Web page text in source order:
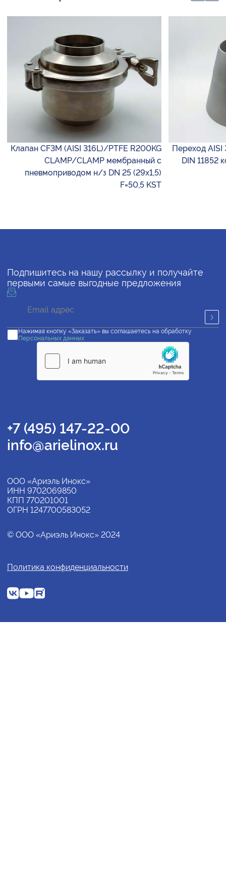
Клапан CF3M (AISI 316L)/PTFE R200KG
CLAMP/CLAMP мембранный с
пневмоприводом н/з DN 25 (29х1,5)
F=50,5 KST
Переход
DIN 11852
Подпишитесь на нашу рассылку и получайте
первыми самые выгодные предложения
Нажимая кнопку «Заказать» вы соглашаетесь на обработку
Персональных данных
+7 (495) 147-22-00
info@arielinox.ru
ООО «Ариэль Инокс»
ИНН 9702069850
КПП 770201001
ОГРН 1247700583052
© ООО «Ариэль Инокс» 2024
Политика конфиденциальности